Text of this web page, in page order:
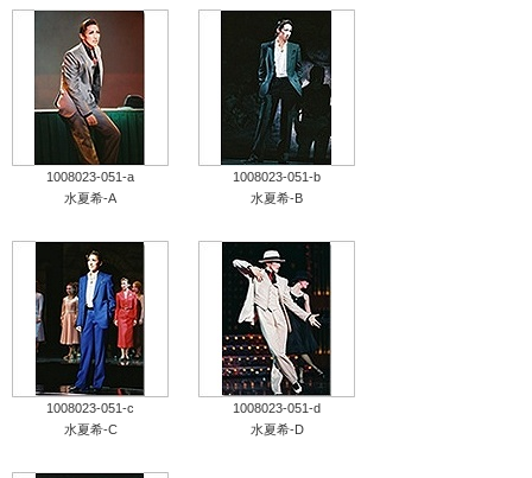
1008023-051-a
水夏希-A
1008023-051-b
水夏希-B
1008023-051-c
水夏希-C
1008023-051-d
水夏希-D
キャトルレーヴ オンライン
タカラヅカ・スカイ・ステージ
配信deタカラヅカ
宝塚クリエイティブアーツ オフィシャルサイト
宝塚クリエイティブアーツ 企業情報
宝塚クリエイティブアーツ 採用情報
宝塚歌劇公式ホームページ